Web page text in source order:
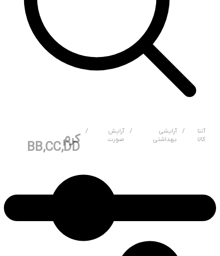
آتنا
کالا
/
آرایشی
بهداشتی
/
آرایش
صورت
/
کرم
BB,CC,DD